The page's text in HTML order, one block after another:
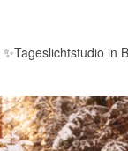
✨Tageslichtstudio in